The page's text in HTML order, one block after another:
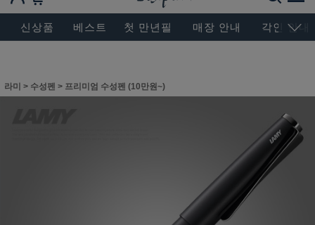
BESEN MASTERPIECE, SINCE 2004
신상품 베스트 첫 만년필 매장 안내 각인 안내
라미 > 수성펜 > 프리미엄 수성펜 (10만원~)